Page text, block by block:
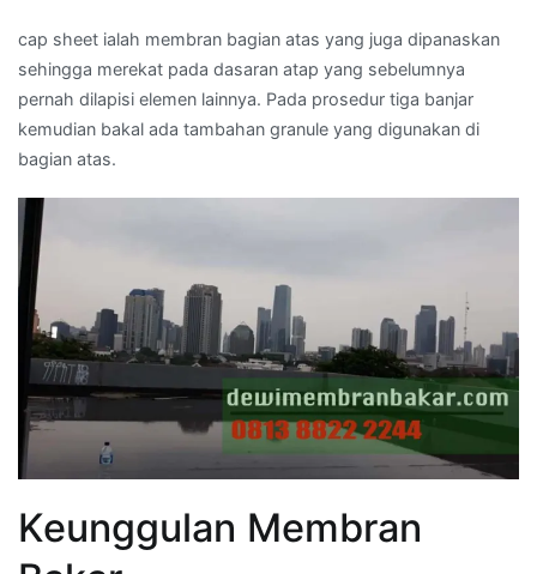
cap sheet ialah membran bagian atas yang juga dipanaskan
sehingga merekat pada dasaran atap yang sebelumnya
pernah dilapisi elemen lainnya. Pada prosedur tiga banjar
kemudian bakal ada tambahan granule yang digunakan di
bagian atas.
Keunggulan Membran